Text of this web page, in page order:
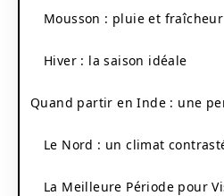
Mousson : pluie et
Hiver : la saison idéale
Quand partir en Inde : une
Le Nord : un climat
La Meilleure Période pour